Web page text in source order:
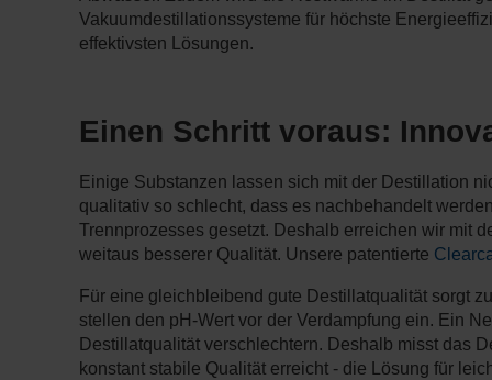
Vakuumdestillationssysteme für höchste
effektivsten Lösungen.
Einen Schritt voraus:
Einige Substanzen lassen sich mit der Destillation
qualitativ so schlecht, dass es nachbehandelt
Trennprozesses gesetzt. Deshalb erreichen wir mit
weitaus besserer Qualität. Unsere patentierte
Für eine gleichbleibend gute Destillatqualität sorgt
stellen den pH-Wert vor der Verdampfung ein. Ein
Destillatqualität verschlechtern. Deshalb misst das
konstant stabile Qualität erreicht - die Lösung für